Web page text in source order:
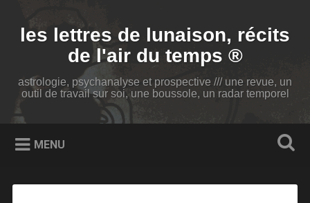
contenu
principal
Rechercheles lettres de lunaison, récits
de l'air du temps ®
astrologie, psychanalyse et prospective /// une revue, un
outil de travail sur soi, une boussole, un radar temporel
MENU